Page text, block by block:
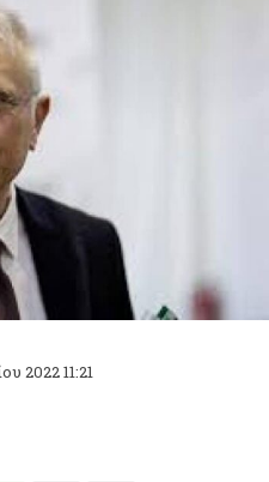
2022 11:21